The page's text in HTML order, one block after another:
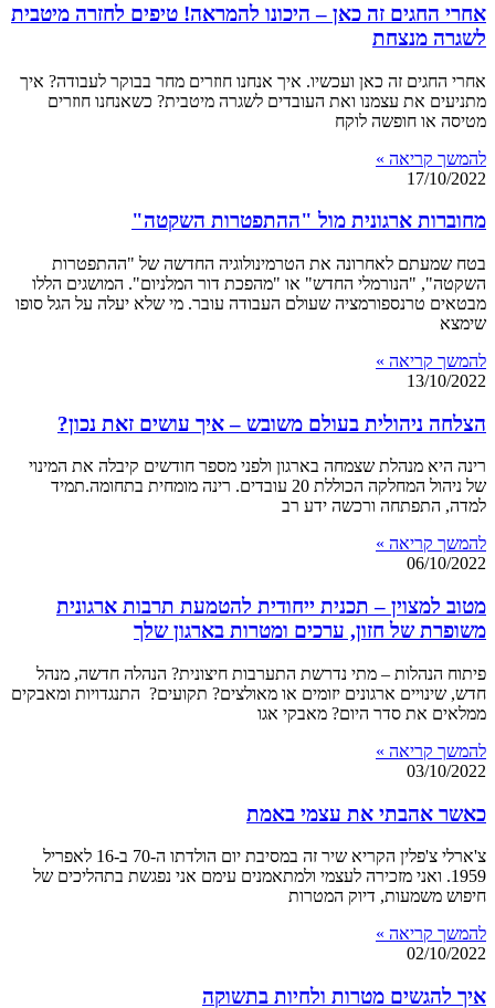
אחרי החגים זה כאן – היכונו להמראה! טיפים לחזרה מיטבית
לשגרה מנצחת
אחרי החגים זה כאן ועכשיו. איך אנחנו חוזרים מחר בבוקר לעבודה? איך
מתניעים את עצמנו ואת העובדים לשגרה מיטבית? כשאנחנו חוזרים
מטיסה או חופשה לוקח
להמשך קריאה »
17/10/2022
מחוברות ארגונית מול "ההתפטרות השקטה"
בטח שמעתם לאחרונה את הטרמינולוגיה החדשה של "ההתפטרות
השקטה", "הנורמלי החדש" או "מהפכת דור המלניום". המושגים הללו
מבטאים טרנספורמציה שעולם העבודה עובר. מי שלא יעלה על הגל סופו
שימצא
להמשך קריאה »
13/10/2022
הצלחה ניהולית בעולם משובש – איך עושים זאת נכון?
רינה היא מנהלת שצמחה בארגון ולפני מספר חודשים קיבלה את המינוי
של ניהול המחלקה הכוללת 20 עובדים. רינה מומחית בתחומה.תמיד
למדה, התפתחה ורכשה ידע רב
להמשך קריאה »
06/10/2022
מטוב למצוין – תכנית ייחודית להטמעת תרבות ארגונית
משופרת של חזון, ערכים ומטרות בארגון שלך
פיתוח הנהלות – מתי נדרשת התערבות חיצונית? הנהלה חדשה, מנהל
חדש, שינויים ארגונים יזומים או מאולצים? תקועים? התנגדויות ומאבקים
ממלאים את סדר היום? מאבקי אגו
להמשך קריאה »
03/10/2022
כאשר אהבתי את עצמי באמת
צ'ארלי צ'פלין הקריא שיר זה במסיבת יום הולדתו ה-70 ב-16 לאפריל
1959. ואני מזכירה לעצמי ולמתאמנים עימם אני נפגשת בתהליכים של
חיפוש משמעות, דיוק המטרות
להמשך קריאה »
02/10/2022
איך להגשים מטרות ולחיות בתשוקה